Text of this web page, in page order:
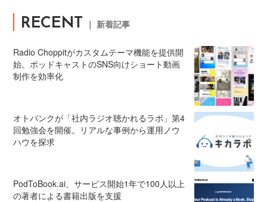
RECENT ｜ 新着記事
Radio Choppitがカスタムテーマ機能を提供開
始。ポッドキャストのSNS向けショート動画
制作を効率化
オトバンクが「社内ラジオ聴かれるラボ」第4
回勉強会を開催。リアルな事例から運用ノウ
ハウを探求
PodToBook.ai、サービス開始1年で100人以上
の著者による書籍出版を支援